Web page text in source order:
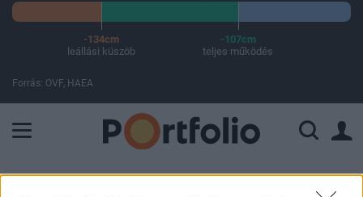
-134cm
leállási küszöb
-107cm
teljes működés
Forrás: OVF, HAEA